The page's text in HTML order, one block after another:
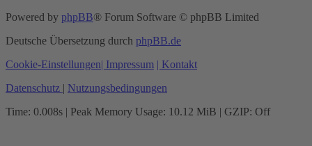
Powered by phpBB® Forum Software © phpBB Limited
Deutsche Übersetzung durch phpBB.de
Cookie-Einstellungen| Impressum | Kontakt
Datenschutz | Nutzungsbedingungen
Time: 0.008s | Peak Memory Usage: 10.12 MiB | GZIP: Off